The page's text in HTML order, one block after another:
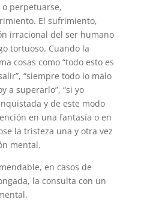
perpetuarse,
El sufrimiento,
irracional del ser humano
tortuoso. Cuando la
cosas como “todo esto es
“siempre todo lo malo
a superarlo”, “si yo
y de este modo
en una fantasía o en
la tristeza una y otra vez
mental.
en casos de
la consulta con un